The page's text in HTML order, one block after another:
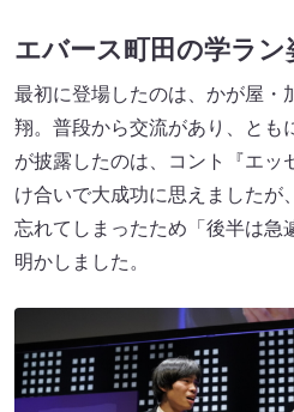
エバース町田の学ラ
最初に登場したのは、かが屋・
翔。普段から交流があり、とも
が披露したのは、コント『エッ
け合いで大成功に思えましたが
忘れてしまったため「後半は急
明かしました。